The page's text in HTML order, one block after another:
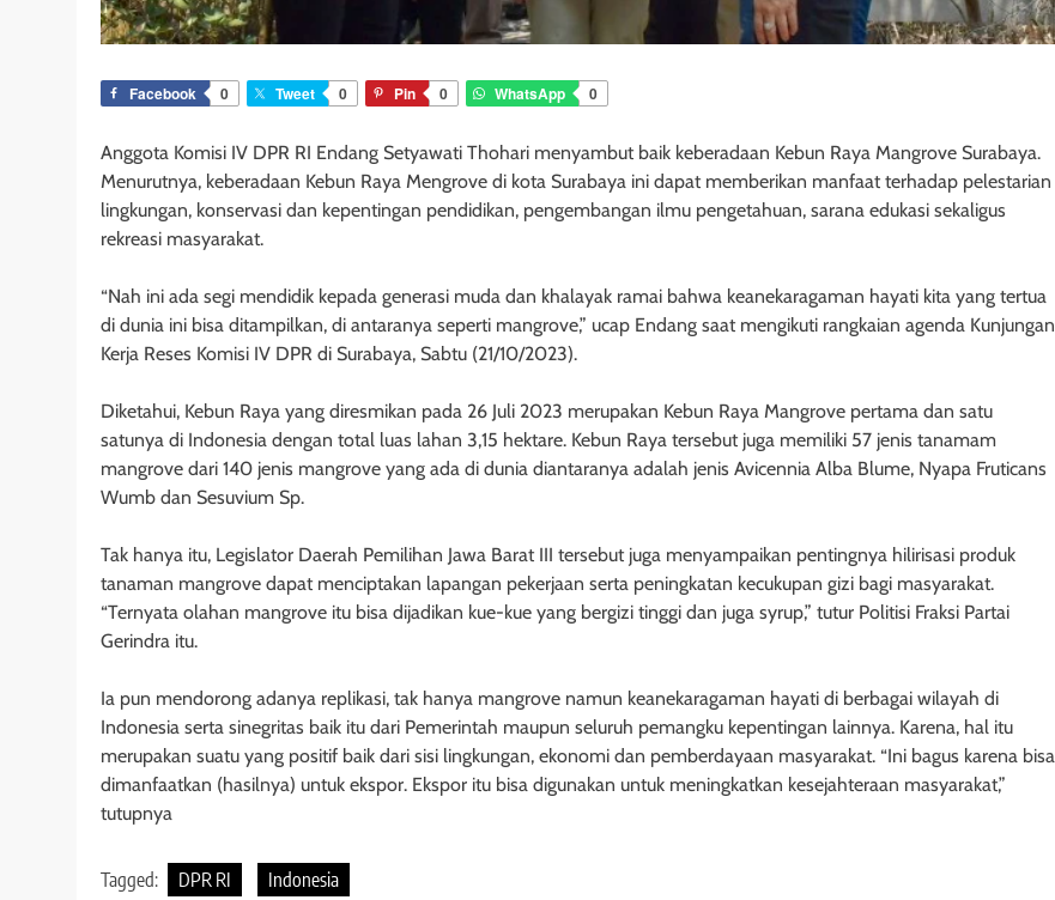
Facebook 0 Tweet 0 Pin 0 WhatsApp 0
Anggota Komisi IV DPR RI Endang Setyawati Thohari menyambut baik keberadaan Kebun Raya Mangrove Surabaya.
Menurutnya, keberadaan Kebun Raya Mengrove di kota Surabaya ini dapat memberikan manfaat terhadap pelestarian
lingkungan, konservasi dan kepentingan pendidikan, pengembangan ilmu pengetahuan, sarana edukasi sekaligus
rekreasi masyarakat.
“Nah ini ada segi mendidik kepada generasi muda dan khalayak ramai bahwa keanekaragaman hayati kita yang tertua
di dunia ini bisa ditampilkan, di antaranya seperti mangrove,” ucap Endang saat mengikuti rangkaian agenda Kunjungan
Kerja Reses Komisi IV DPR di Surabaya, Sabtu (21/10/2023).
Diketahui, Kebun Raya yang diresmikan pada 26 Juli 2023 merupakan Kebun Raya Mangrove pertama dan satu
satunya di Indonesia dengan total luas lahan 3,15 hektare. Kebun Raya tersebut juga memiliki 57 jenis tanamam
mangrove dari 140 jenis mangrove yang ada di dunia diantaranya adalah jenis Avicennia Alba Blume, Nyapa Fruticans
Wumb dan Sesuvium Sp.
Tak hanya itu, Legislator Daerah Pemilihan Jawa Barat III tersebut juga menyampaikan pentingnya hilirisasi produk
tanaman mangrove dapat menciptakan lapangan pekerjaan serta peningkatan kecukupan gizi bagi masyarakat.
“Ternyata olahan mangrove itu bisa dijadikan kue-kue yang bergizi tinggi dan juga syrup,” tutur Politisi Fraksi Partai
Gerindra itu.
Ia pun mendorong adanya replikasi, tak hanya mangrove namun keanekaragaman hayati di berbagai wilayah di
Indonesia serta sinegritas baik itu dari Pemerintah maupun seluruh pemangku kepentingan lainnya. Karena, hal itu
merupakan suatu yang positif baik dari sisi lingkungan, ekonomi dan pemberdayaan masyarakat. “Ini bagus karena bisa
dimanfaatkan (hasilnya) untuk ekspor. Ekspor itu bisa digunakan untuk meningkatkan kesejahteraan masyarakat,”
tutupnya
Tagged: DPR RI Indonesia